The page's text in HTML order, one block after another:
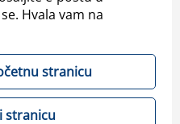
Hvala vam na
stranicu
stranicu